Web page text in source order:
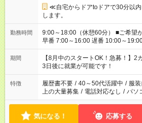
≪自宅からドアtoドアで30分以
します。
勤務時間
9:00～18:00（休憩60分） ■ご希望があれば下記シフトもOK！
早番 7:00～16:00 遅番 10:00～19:00
族と休みを合わせたい」 「余裕を
「できれば残業はしたくない」 な
ね。 ※Wワーク希望の方へ 今ご覧のお仕事で希望する勤務時間
と、もう1つのお仕事の勤務時間。
合は応募できません。
期間
【8月中のスタートOK！急募！】
3日後に就業が可能です！
特徴 履歴書不要 / 40～50代活躍中 / 服
上の大量募集 / 電話対応なし / パソ
気になる！ 応募する